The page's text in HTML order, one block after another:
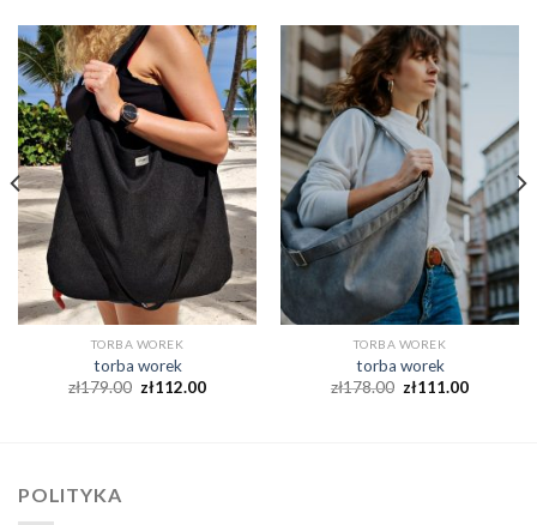
TORBA WOREK
torba worek
zł179.00 zł112.00
TORBA WOREK
torba worek
zł178.00 zł111.00
POLITYKA